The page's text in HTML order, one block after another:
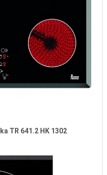
TR 641.2 HK 1302